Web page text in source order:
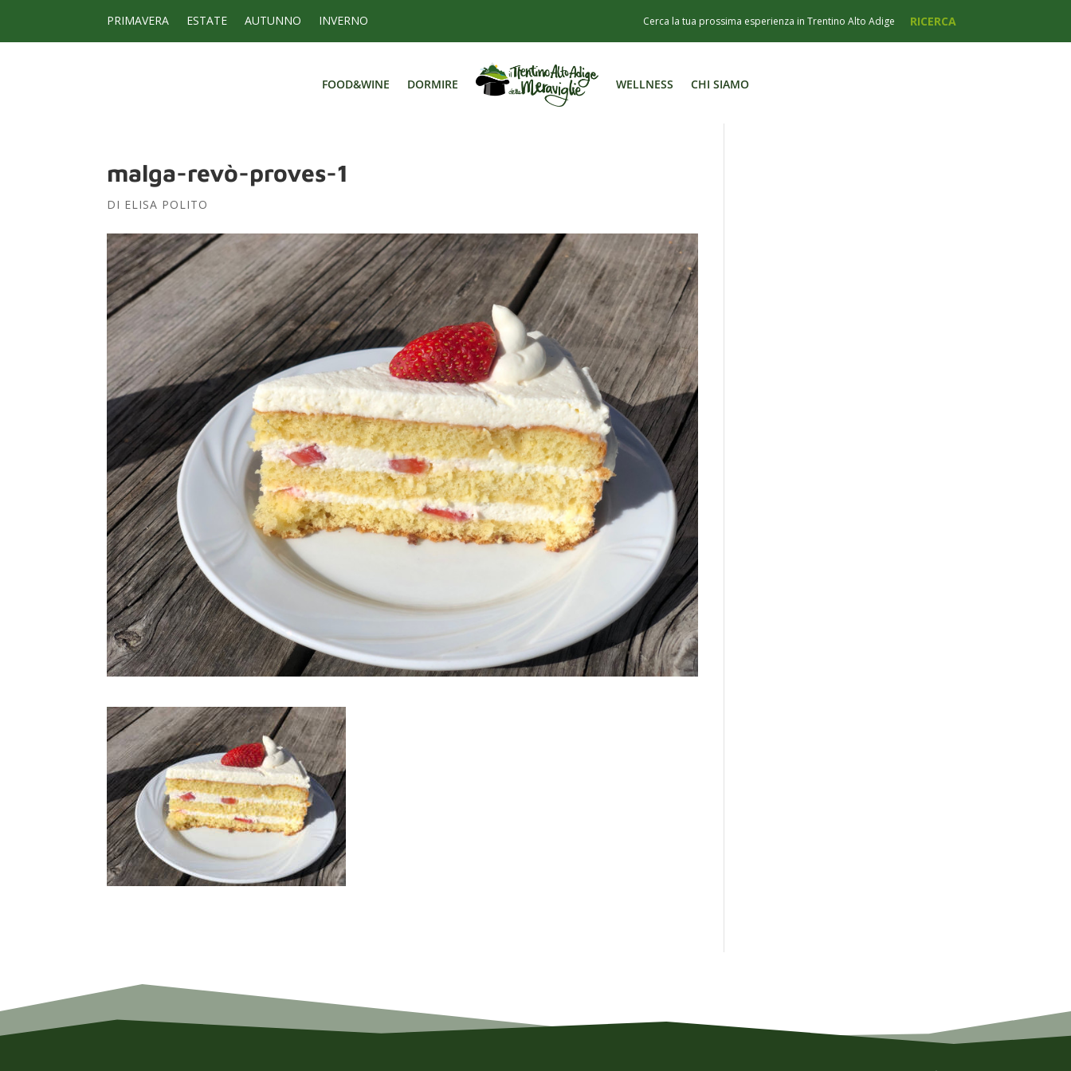
PRIMAVERA ESTATE AUTUNNO INVERNO
FOOD&WINE DORMIRE WELLNESS CHI SIAMO
malga-revò-proves-1
DI ELISA POLITO